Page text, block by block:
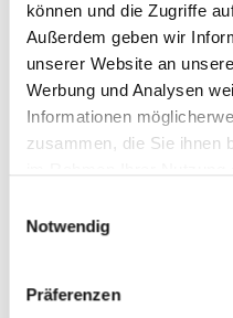
können und die Zugriffe
Außerdem geben wir
unserer Website an
Werbung und Analysen
Informationen
zusammen, die Sie ihnen
Notwendig
Präferenzen
Category:
Veranstaltung , Gottesdienste
Source
Ev.-Luth. Kirchengemeinde
Bornstücken 6